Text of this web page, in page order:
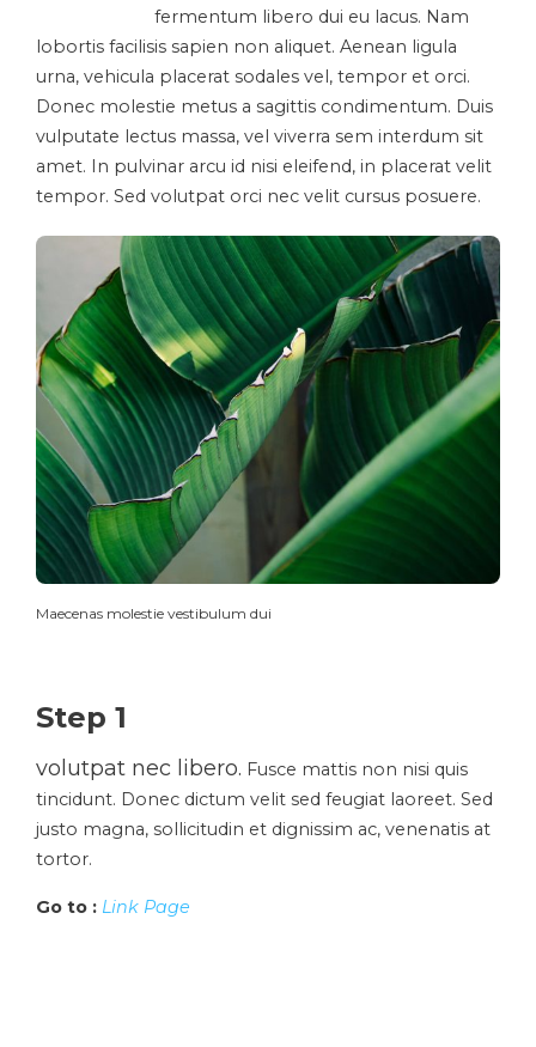
fermentum libero dui eu lacus. Nam
lobortis facilisis sapien non aliquet. Aenean ligula
urna, vehicula placerat sodales vel, tempor et orci.
Donec molestie metus a sagittis condimentum. Duis
vulputate lectus massa, vel viverra sem interdum sit
amet. In pulvinar arcu id nisi eleifend, in placerat velit
tempor. Sed volutpat orci nec velit cursus posuere.
Maecenas molestie vestibulum dui
Step 1
volutpat nec libero. Fusce mattis non nisi quis
tincidunt. Donec dictum velit sed feugiat laoreet. Sed
justo magna, sollicitudin et dignissim ac, venenatis at
tortor.
Go to : Link Page